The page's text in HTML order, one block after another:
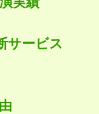
サービス